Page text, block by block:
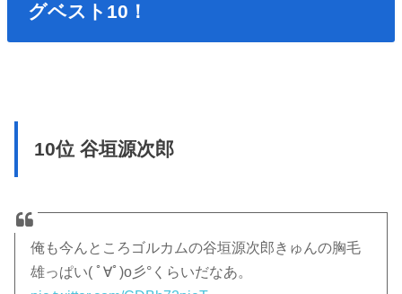
グベスト10！
10位 谷垣源次郎
俺も今んところゴルカムの谷垣源次郎きゅんの胸毛
雄っぱい( ﾟ∀ﾟ)o彡°くらいだなあ。